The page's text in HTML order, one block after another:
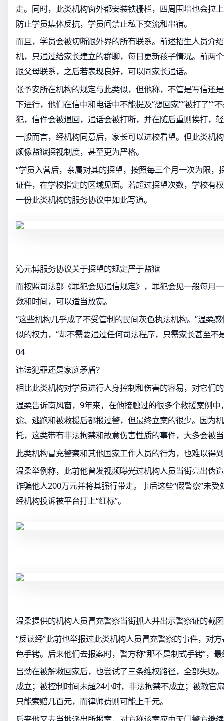
走。同时，此类机构窗外都安装铁栅栏，四周围墙也会拉
防止学员集体反抗，学员间禁止私下交流和串宿。
而且，学员会被切断跟外界的所有联系。前述招生人员介
机，只通过给家长建立的群聊，每日更新孩子情况。前两
跟父母联系，之后若表现良好，可以同家长通话。
张予安所在机构的规定与此类似，但他称，不管是写信还
下进行，他们在信中和电话中不能提及“想回家”“被打了”“
犯，信件会被退回，通话会被打断，并在随后重则挨打，
一般而言，经机构同意后，家长可以进校看望。但此类机
颇像监狱探视制度，甚至更为严格。
“学员入营后，亲属对其的探望，按照每三个月一次为限，
证件，在学校指定的区域见面。若超过探望次数，学校有
一份此类机构的服务协议中如此写道。
沁元博服务协议关于探望的规定严于监狱
而按照司法部《罪犯会见通信规定》，罪犯会见一般每月
数和时间，可以适当放宽。
“这些机构几乎成了不受管制的民间灰色执法机构。”温柔
似的权力，“却不需要通过任何司法程序，只需家长甚至不
04
违法犯罪还是家庭矛盾？
相比此类机构对学员进行人身控制和伤害的容易，对它们
温柔告诉南风窗，9年来，在他接触过的很多个救援案例
途、逃跑和被救援后都报过警，但最终立案的很少。因为
托，这类带有非法拘禁和故意伤害性质的事件，大多会被
此类机构冒充警察和其他国家工作人员的行为，也难以得
温柔举例称，此前他曾发视频曝光过机构人员当街亮出伪
诈骗他人200万元并将其强行带走。事后这些“假警察”未
经机构投诉被平台打上“红标”。
温柔提供的机构人员冒充警察当街抓人并出示警察证的截图
“反读经”此前也举报过此类机构人员冒充警察的事件，对
色手铐。后来他们去报案时，警方称“那不是制式手铐”，
吕劲在被解救回家后，也尝试了三条维权路径，全部失败
成立；被控制时间未超24小时，非法拘禁不成立；被教官
只能索赔几百元，而律师费则可能上千元。